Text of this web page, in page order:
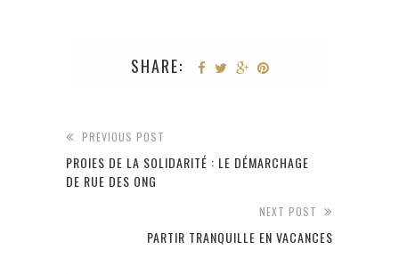
SHARE:
PREVIOUS POST
PROIES DE LA SOLIDARITÉ : LE DÉMARCHAGE
DE RUE DES ONG
NEXT POST
PARTIR TRANQUILLE EN VACANCES